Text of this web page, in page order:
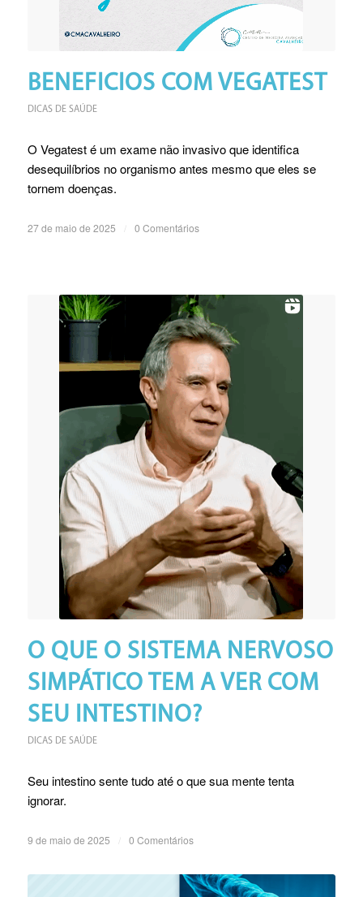
BENEFICIOS COM VEGATEST
DICAS DE SAÚDE
O Vegatest é um exame não invasivo que identifica
desequilíbrios no organismo antes mesmo que eles se
tornem doenças.
27 de maio de 2025 0 Comentários
O QUE O SISTEMA NERVOSO
SIMPÁTICO TEM A VER COM
SEU INTESTINO?
DICAS DE SAÚDE
Seu intestino sente tudo até o que sua mente tenta
ignorar.
9 de maio de 2025 0 Comentários